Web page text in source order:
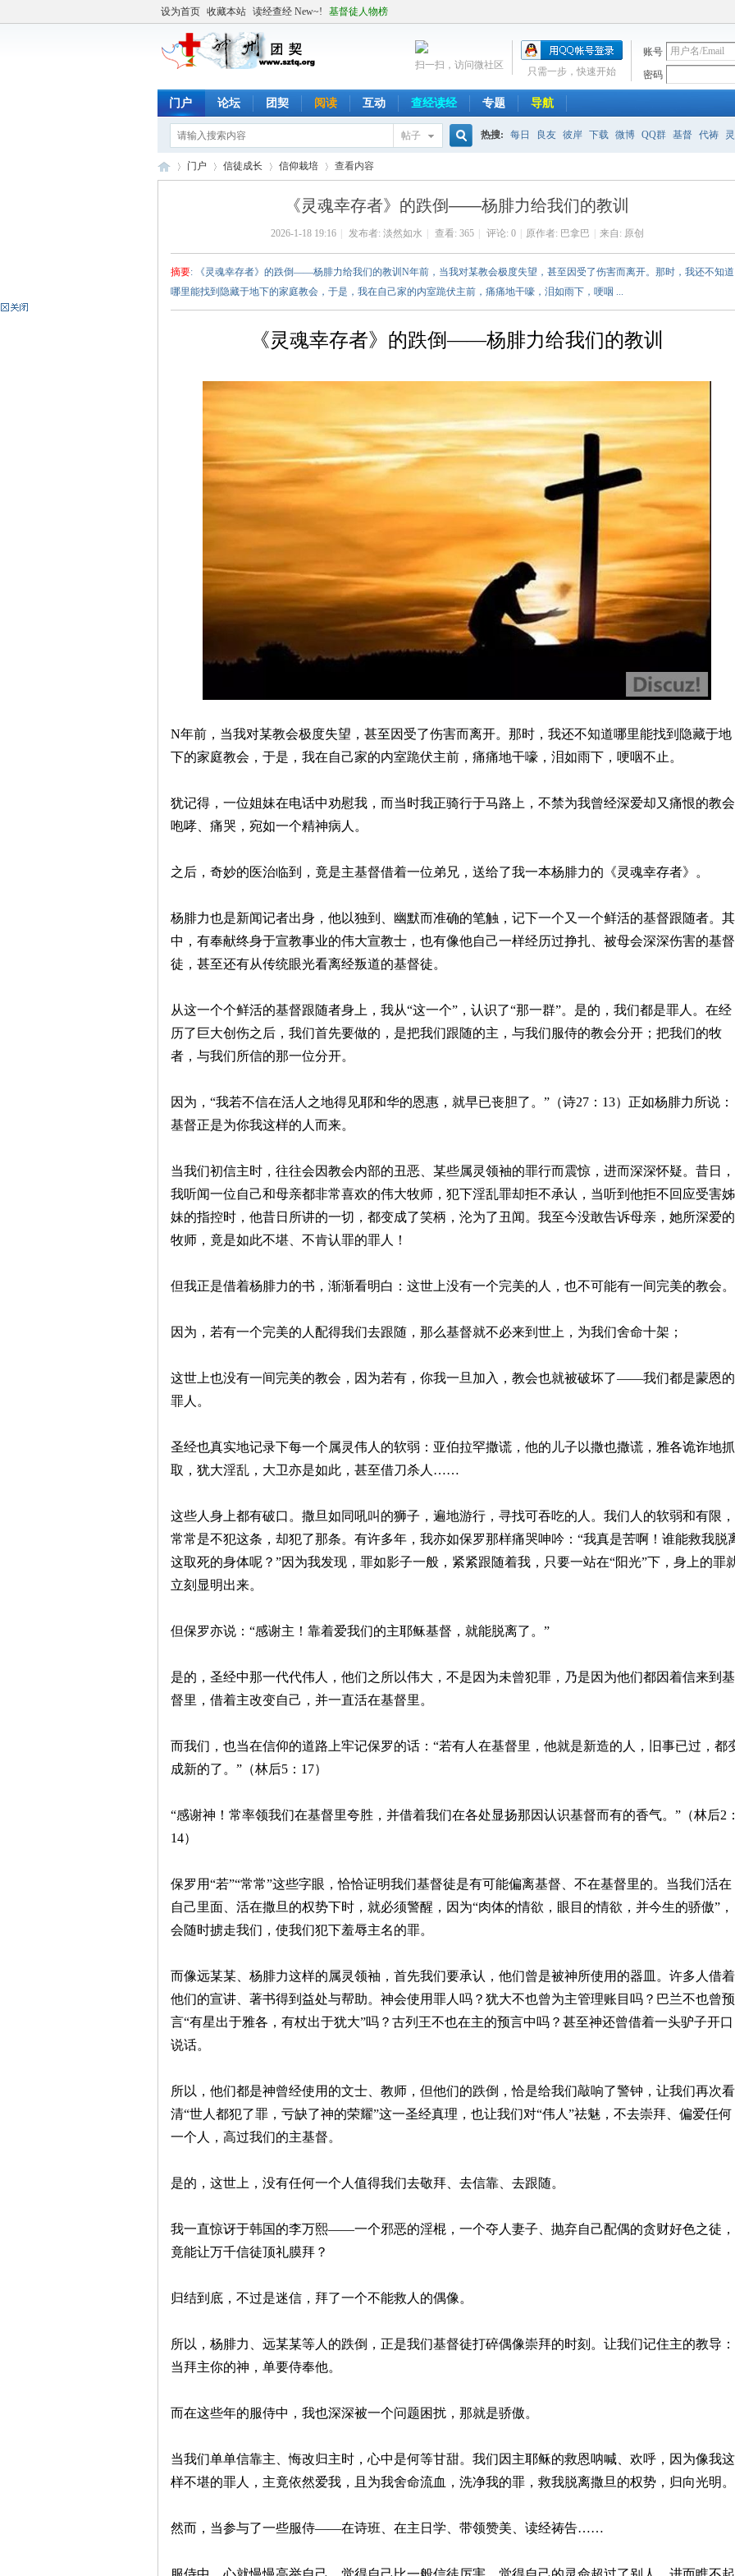
设为首页 收藏本站 读经查经 New~! 基督徒人物榜
账号
密码
只需一步，快速开始
扫一扫，访问微社区
门户 论坛 团契 阅读 互动 查经读经 专题 导航
帖子
索
热搜: 每日 良友 彼岸 下载 微博 QQ群 基督 代祷
门户 信徒成长 信仰栽培
›
查看内容
《灵魂幸存者》的跌倒——杨腓力给我们的教训
2026-1-18 19:16 发布者: 淡然如水 查看: 365 评论: 0 原作者: 巴拿巴 来自: 原创
摘要: 《灵魂幸存者》的跌倒——杨腓力给我们的教训N年前，当我对某教会极度失望，甚至因受了伤害而离开。那时，我还不知道
哪里能找到隐藏于地下的家庭教会，于是，我在自己家的内室跪伏主前，痛痛地干嚎，泪如雨下，哽咽 ...
《灵魂幸存者》的跌倒——杨腓力给我们的教训
N年前，当我对某教会极度失望，甚至因受了伤害而离开。那时，我还不知道哪里能找到隐藏于地
下的家庭教会，于是，我在自己家的内室跪伏主前，痛痛地干嚎，泪如雨下，哽咽不止。
犹记得，一位姐妹在电话中劝慰我，而当时我正骑行于马路上，不禁为我曾经深爱却又痛恨的教会
咆哮、痛哭，宛如一个精神病人。
之后，奇妙的医治临到，竟是主基督借着一位弟兄，送给了我一本杨腓力的《灵魂幸存者》。
杨腓力也是新闻记者出身，他以独到、幽默而准确的笔触，记下一个又一个鲜活的基督跟随者。其
中，有奉献终身于宣教事业的伟大宣教士，也有像他自己一样经历过挣扎、被母会深深伤害的基督
徒，甚至还有从传统眼光看离经叛道的基督徒。
从这一个个鲜活的基督跟随者身上，我从“这一个”，认识了“那一群”。是的，我们都是罪人。在经
历了巨大创伤之后，我们首先要做的，是把我们跟随的主，与我们服侍的教会分开；把我们的牧
者，与我们所信的那一位分开。
因为，“我若不信在活人之地得见耶和华的恩惠，就早已丧胆了。”（诗27：13）正如杨腓力所说：
基督正是为你我这样的人而来。
当我们初信主时，往往会因教会内部的丑恶、某些属灵领袖的罪行而震惊，进而深深怀疑。昔日，
我听闻一位自己和母亲都非常喜欢的伟大牧师，犯下淫乱罪却拒不承认，当听到他拒不回应受害姊
妹的指控时，他昔日所讲的一切，都变成了笑柄，沦为了丑闻。我至今没敢告诉母亲，她所深爱的
牧师，竟是如此不堪、不肯认罪的罪人！
但我正是借着杨腓力的书，渐渐看明白：这世上没有一个完美的人，也不可能有一间完美的教会。
因为，若有一个完美的人配得我们去跟随，那么基督就不必来到世上，为我们舍命十架；
这世上也没有一间完美的教会，因为若有，你我一旦加入，教会也就被破坏了——我们都是蒙恩的
罪人。
圣经也真实地记录下每一个属灵伟人的软弱：亚伯拉罕撒谎，他的儿子以撒也撒谎，雅各诡诈地抓
取，犹大淫乱，大卫亦是如此，甚至借刀杀人……
这些人身上都有破口。撒旦如同吼叫的狮子，遍地游行，寻找可吞吃的人。我们人的软弱和有限，
常常是不犯这条，却犯了那条。有许多年，我亦如保罗那样痛哭呻吟：“我真是苦啊！谁能救我脱
这取死的身体呢？”因为我发现，罪如影子一般，紧紧跟随着我，只要一站在“阳光”下，身上的罪
立刻显明出来。
但保罗亦说：“感谢主！靠着爱我们的主耶稣基督，就能脱离了。”
是的，圣经中那一代代伟人，他们之所以伟大，不是因为未曾犯罪，乃是因为他们都因着信来到基
督里，借着主改变自己，并一直活在基督里。
而我们，也当在信仰的道路上牢记保罗的话：“若有人在基督里，他就是新造的人，旧事已过，都
成新的了。”（林后5：17）
“感谢神！常率领我们在基督里夸胜，并借着我们在各处显扬那因认识基督而有的香气。”（林后2：
14）
保罗用“若”“常常”这些字眼，恰恰证明我们基督徒是有可能偏离基督、不在基督里的。当我们活在
自己里面、活在撒旦的权势下时，就必须警醒，因为“肉体的情欲，眼目的情欲，并今生的骄傲”，
会随时掳走我们，使我们犯下羞辱主名的罪。
而像远某某、杨腓力这样的属灵领袖，首先我们要承认，他们曾是被神所使用的器皿。许多人借着
他们的宣讲、著书得到益处与帮助。神会使用罪人吗？犹大不也曾为主管理账目吗？巴兰不也曾预
言“有星出于雅各，有杖出于犹大”吗？古列王不也在主的预言中吗？甚至神还曾借着一头驴子开口
说话。
所以，他们都是神曾经使用的文士、教师，但他们的跌倒，恰是给我们敲响了警钟，让我们再次看
清“世人都犯了罪，亏缺了神的荣耀”这一圣经真理，也让我们对“伟人”祛魅，不去崇拜、偏爱任何
一个人，高过我们的主基督。
是的，这世上，没有任何一个人值得我们去敬拜、去信靠、去跟随。
我一直惊讶于韩国的李万熙——一个邪恶的淫棍，一个夺人妻子、抛弃自己配偶的贪财好色之徒，
竟能让万千信徒顶礼膜拜？
归结到底，不过是迷信，拜了一个不能救人的偶像。
所以，杨腓力、远某某等人的跌倒，正是我们基督徒打碎偶像崇拜的时刻。让我们记住主的教导：
当拜主你的神，单要侍奉他。
而在这些年的服侍中，我也深深被一个问题困扰，那就是骄傲。
当我们单单信靠主、悔改归主时，心中是何等甘甜。我们因主耶稣的救恩呐喊、欢呼，因为像我这
样不堪的罪人，主竟依然爱我，且为我舍命流血，洗净我的罪，救我脱离撒旦的权势，归向光明。
然而，当参与了一些服侍——在诗班、在主日学、带领赞美、读经祷告……